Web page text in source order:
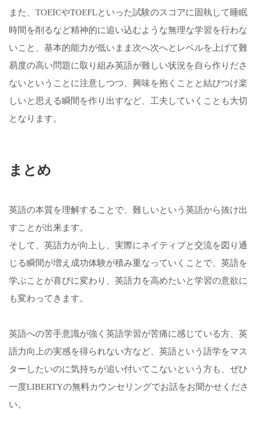
また、TOEICやTOEFLといった試験のスコアに固執して睡眠
時間を削るなど精神的に追い込むような無理な学習を行わな
いこと、基本的能力が低いまま次へ次へとレベルを上げて難
易度の高い問題に取り組み英語が難しい状況を自ら作りださ
ないということに注意しつつ、興味を抱くことと結びつけ楽
しいと思える瞬間を作り出すなど、工夫していくことも大切
となります。
まとめ
英語の本質を理解することで、難しいという英語から抜け出
すことが出来ます。
そして、英語力が向上し、実際にネイティブと交流を図り通
じる瞬間が増え成功体験が積み重なっていくことで、英語を
学ぶことが喜びに変わり、英語力を高めたいと学習の意欲に
も変わってきます。
英語への苦手意識が強く英語学習が苦痛に感じている方、英
語力向上の実感を得られない方など、英語という語学をマス
ターしたいのに気持ちが追い付いてこないという方も、ぜひ
一度LIBERTYの無料カウンセリングでお話をお聞かせくださ
い。